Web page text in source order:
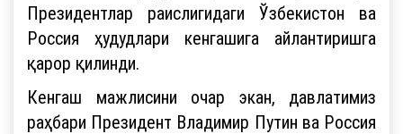
Президентлар раислигидаги Ўзбекистон ва
Россия ҳудудлари кенгашига айлантиришга
қарор қилинди.
Кенгаш мажлисини очар экан, давлатимиз
раҳбари Президент Владимир Путин ва Россия